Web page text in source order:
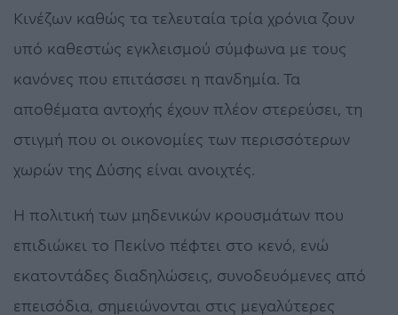
Κινέζων καθώς τα τελευταία τρία χρόνια ζουν
υπό καθεστώς εγκλεισμού σύμφωνα με τους
κανόνες που επιτάσσει η πανδημία. Τα
αποθέματα αντοχής έχουν πλέον στερεύσει, τη
στιγμή που οι οικονομίες των περισσότερων
χωρών της Δύσης είναι ανοιχτές.
Η πολιτική των μηδενικών κρουσμάτων που
επιδιώκει το Πεκίνο πέφτει στο κενό, ενώ
εκατοντάδες διαδηλώσεις, συνοδευόμενες από
επεισόδια, σημειώνονται στις μεγαλύτερες